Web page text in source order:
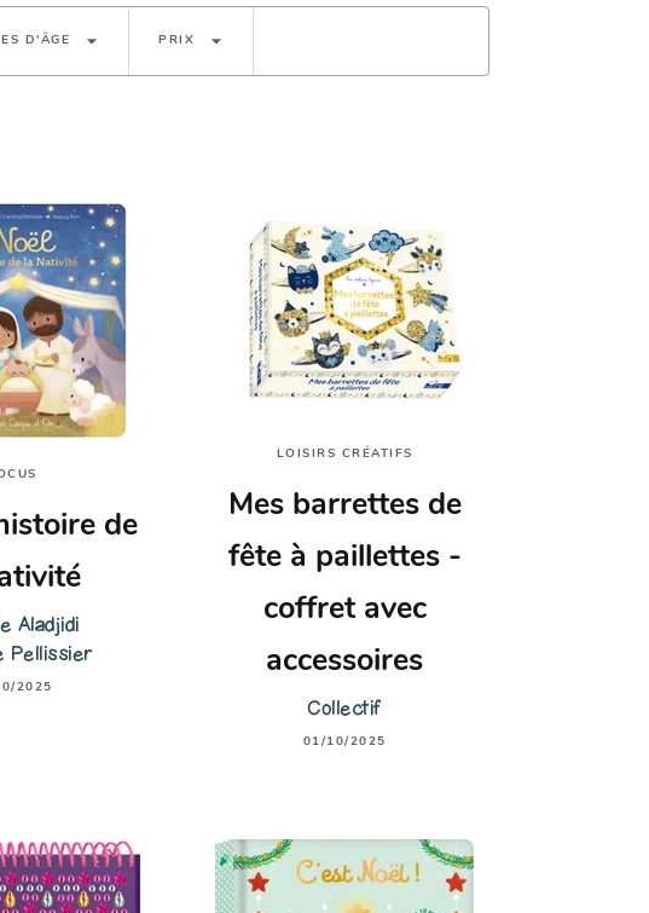
D'ÂGE arrow_drop_down PRIX arrow_drop_down
de
Aladjidi
Pellissier
2025
LOISIRS CRÉATIFS
Mes barrettes de
fête à paillettes -
coffret avec
accessoires
Collectif
01/10/2025